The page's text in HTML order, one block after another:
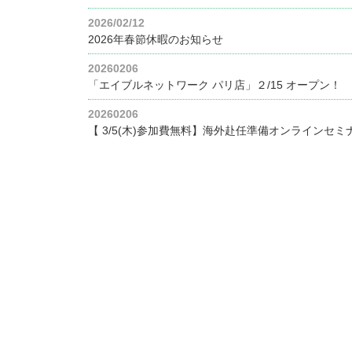
2026/02/12
2026年春節休暇のお知らせ
20260206
「エイブルネットワーク パリ店」２/15 オープン！
20260206
【 3/5(木)参加費無料】海外赴任準備オンラインセミ